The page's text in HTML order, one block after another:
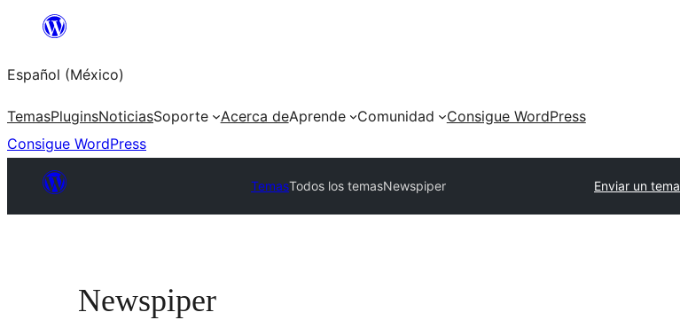
Saltar
contenido
Español (México)
TemasPluginsNoticiasSoporte Acerca deAprende Comunidad
Consigue WordPress
Consigue WordPress
TemasTodos los temasNewspiper Enviar un tema
Newspiper